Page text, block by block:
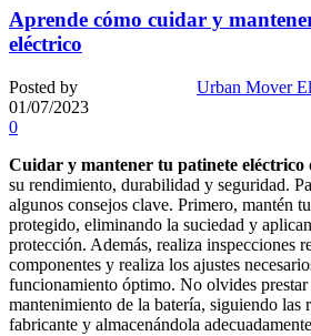
Aprende cómo cuidar y
eléctrico
Posted by
Urban Mover
01/07/2023
0
Cuidar y mantener tu patinete eléctrico
su rendimiento, durabilidad y seguridad.
algunos consejos clave. Primero, mantén
protegido, eliminando la suciedad y
protección. Además, realiza inspecciones
componentes y realiza los ajustes
funcionamiento óptimo. No olvides prestar
mantenimiento de la batería, siguiendo las
fabricante y almacenándola